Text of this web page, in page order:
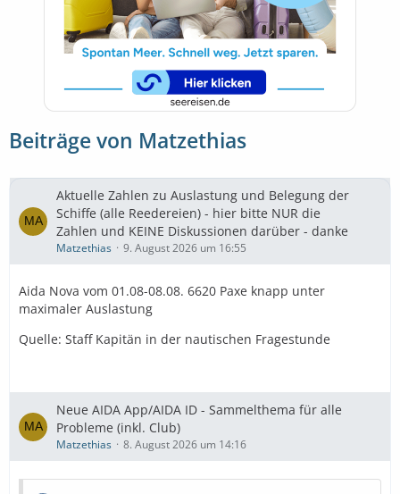
Beiträge von Matzethias
Aktuelle Zahlen zu Auslastung und Belegung der
Schiffe (alle Reedereien) - hier bitte NUR die
Zahlen und KEINE Diskussionen darüber - danke
Matzethias 9. August 2026 um 16:55
Aida Nova vom 01.08-08.08. 6620 Paxe knapp unter
maximaler Auslastung
Quelle: Staff Kapitän in der nautischen Fragestunde
Neue AIDA App/AIDA ID - Sammelthema für alle
Probleme (inkl. Club)
Matzethias 8. August 2026 um 14:16